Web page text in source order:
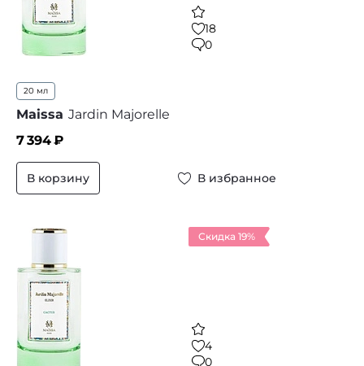
18
0
20 мл
Maissa Jardin Majorelle
7 394₽
В корзину В избранное
Скидка 19%
4
0